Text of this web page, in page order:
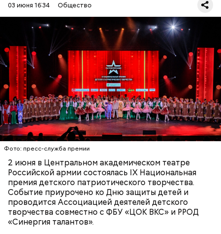
03 июня 16:34 Общество
Фото: пресс-служба премии
2 июня в Центральном академическом театре
Российской армии состоялась IX Национальная
премия детского патриотического творчества.
Событие приурочено ко Дню защиты детей и
проводится Ассоциацией деятелей детского
творчества совместно с ФБУ «ЦОК ВКС» и РРОД
«Синергия талантов».